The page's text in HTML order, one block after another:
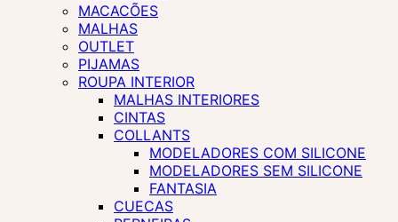
MACACÕES
MALHAS
OUTLET
PIJAMAS
ROUPA INTERIOR
MALHAS INTERIORES
CINTAS
COLLANTS
MODELADORES COM SILICONE
MODELADORES SEM SILICONE
FANTASIA
CUECAS